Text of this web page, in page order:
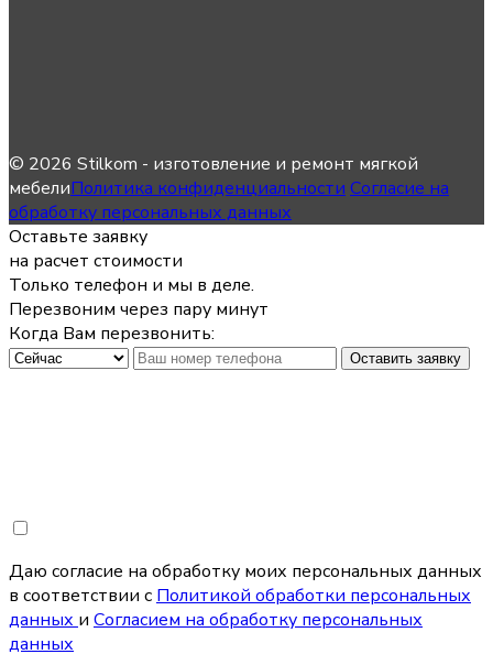
© 2026 Stilkom - изготовление и ремонт мягкой
мебелиПолитика конфиденциальности Согласие на
обработку персональных данных
Оставьте заявку
на расчет стоимости
Только телефон и мы в деле.
Перезвоним через пару минут
Когда Вам перезвонить:
Оставить заявку
Даю согласие на обработку моих персональных данных
в соответствии с Политикой обработки персональных
данных и Согласием на обработку персональных
данных